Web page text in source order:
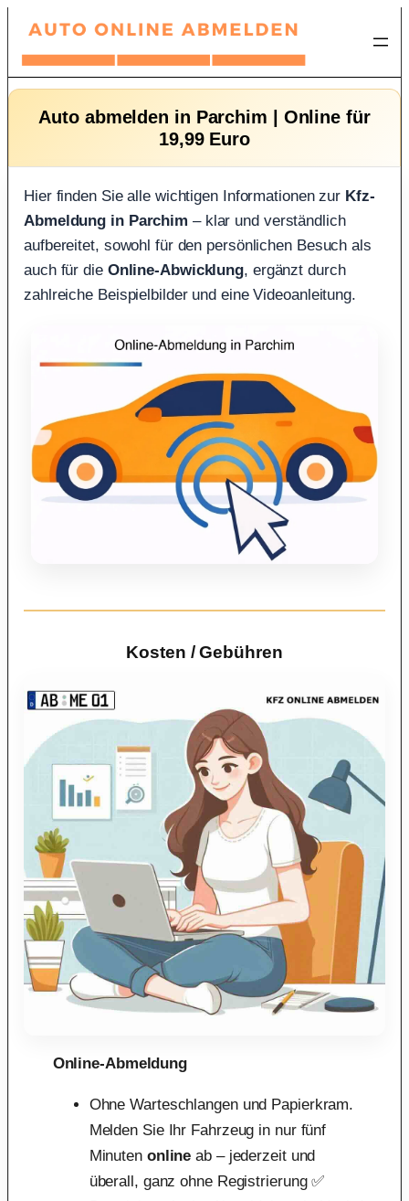
Zum
springen
Auto abmelden in Parchim | Online für
19,99 Euro
Hier finden Sie alle wichtigen Informationen zur Kfz-
Abmeldung in Parchim – klar und verständlich
aufbereitet, sowohl für den persönlichen Besuch als
auch für die Online-Abwicklung, ergänzt durch
zahlreiche Beispielbilder und eine Videoanleitung.
Kosten / Gebühren
Online-Abmeldung
Ohne Warteschlangen und Papierkram.
Melden Sie Ihr Fahrzeug in nur fünf
Minuten online ab – jederzeit und
überall, ganz ohne Registrierung ✅